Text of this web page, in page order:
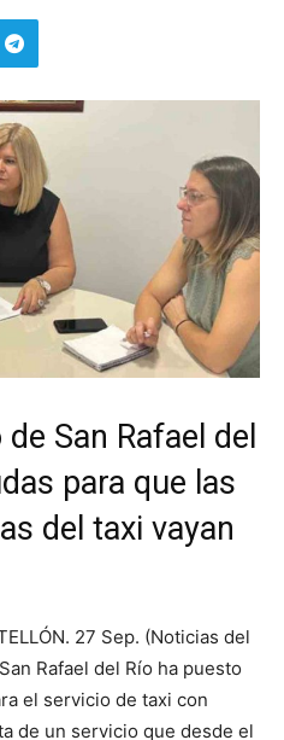
San Rafael del
para que las
del taxi vayan
27 Sep. (Noticias del
Rafael del Río ha puesto
el servicio de taxi con
de un servicio que desde el